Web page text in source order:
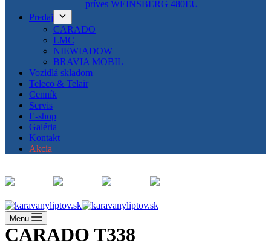
+ príves WEINSBERG 480EU
Predaj
CARADO
LMC
NIEWIADOW
BRAVIA MOBIL
Vozidlá skladom
Teleco & Telair
Cenník
Servis
E-shop
Galéria
Kontakt
Akcia
Menu
CARADO T338